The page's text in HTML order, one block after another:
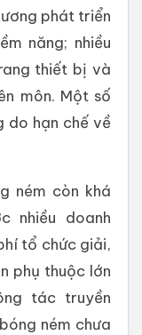
phát triển
năng; nhiều
thiết bị và
môn. Một số
do hạn chế về
ném còn khá
nhiều doanh
tổ chức giải,
phụ thuộc lớn
tác truyền
ném chưa